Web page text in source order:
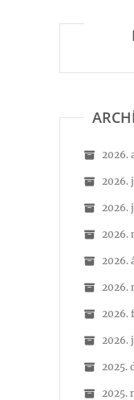
2026.
2026.
2026.
2026.
2026.
2026.
2026.
2026.
2025.
2025.